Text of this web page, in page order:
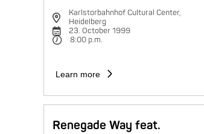
Karlstorbahnhof Cultural Center,
Heidelberg
23. October 1999
8:00 p.m.
Learn more
Renegade Way feat.